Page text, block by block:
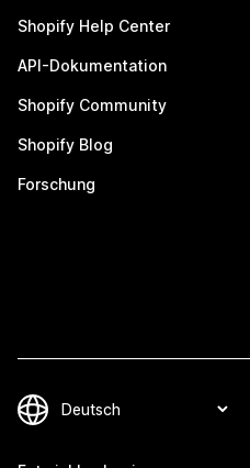
Shopify Help Center
API-Dokumentation
Shopify Community
Shopify Blog
Forschung